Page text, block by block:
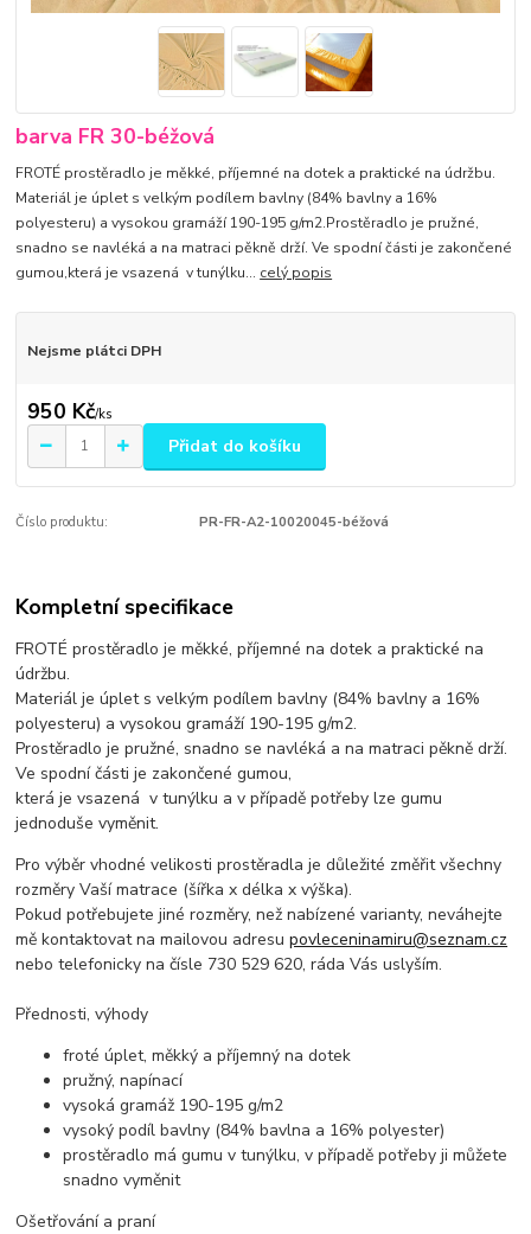
barva FR 30-béžová
FROTÉ prostěradlo je měkké, příjemné na dotek a praktické na údržbu.
Materiál je úplet s velkým podílem bavlny (84% bavlny a 16%
polyesteru) a vysokou gramáží 190-195 g/m2.Prostěradlo je pružné,
snadno se navléká a na matraci pěkně drží. Ve spodní části je zakončené
gumou,která je vsazená v tunýlku... celý popis
Nejsme plátci DPH
950 Kč/ks
Přidat do košíku
Číslo produktu: PR-FR-A2-10020045-béžová
Kompletní specifikace
FROTÉ prostěradlo je měkké, příjemné na dotek a praktické na
údržbu.
Materiál je úplet s velkým podílem bavlny (84% bavlny a 16%
polyesteru) a vysokou gramáží 190-195 g/m2.
Prostěradlo je pružné, snadno se navléká a na matraci pěkně drží.
Ve spodní části je zakončené gumou,
která je vsazená v tunýlku a v případě potřeby lze gumu
jednoduše vyměnit.
Pro výběr vhodné velikosti prostěradla je důležité změřit všechny
rozměry Vaší matrace (šířka x délka x výška).
Pokud potřebujete jiné rozměry, než nabízené varianty, neváhejte
mě kontaktovat na mailovou adresupovleceninamiru@seznam.cz
nebo telefonicky na čísle 730 529 620, ráda Vás uslyším.
Přednosti, výhody
froté úplet, měkký a příjemný na dotek
pružný, napínací
vysoká gramáž 190-195 g/m2
vysoký podíl bavlny (84% bavlna a 16% polyester)
prostěradlo má gumu v tunýlku, v případě potřeby ji můžete
snadno vyměnit
Ošetřování a praní